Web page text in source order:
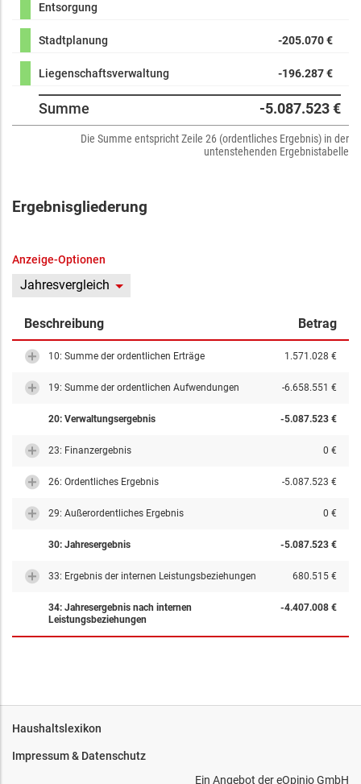
Entsorgung
Stadtplanung -205.070 €
Liegenschaftsverwaltung -196.287 €
Summe -5.087.523 €
Die Summe entspricht Zeile 26 (ordentliches Ergebnis) in der
untenstehenden Ergebnistabelle
Ergebnisgliederung
Anzeige-Optionen
Jahresvergleich
Beschreibung Betrag
10: Summe der ordentlichen Erträge 1.571.028 €
19: Summe der ordentlichen Aufwendungen -6.658.551 €
20: Verwaltungsergebnis -5.087.523 €
23: Finanzergebnis 0 €
26: Ordentliches Ergebnis -5.087.523 €
29: Außerordentliches Ergebnis 0 €
30: Jahresergebnis -5.087.523 €
33: Ergebnis der internen Leistungsbeziehungen 680.515 €
34: Jahresergebnis nach internen
Leistungsbeziehungen
-4.407.008 €
Haushaltslexikon
Impressum & Datenschutz
Ein Angebot dereOpinio GmbH